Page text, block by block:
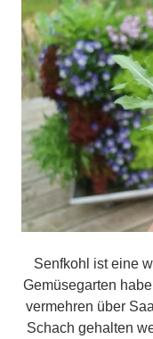
Senfkohl ist eine
Gemüsegarten
vermehren über
Schach gehalten